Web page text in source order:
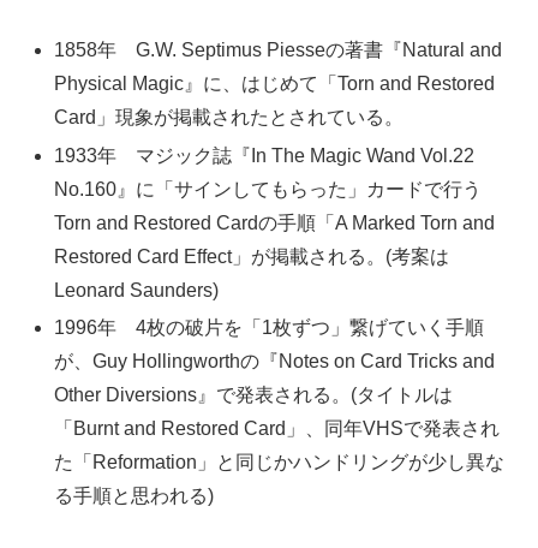
1858年 G.W. Septimus Piesseの著書『Natural and
Physical Magic』に、はじめて「Torn and Restored
Card」現象が掲載されたとされている。
1933年 マジック誌『In The Magic Wand Vol.22
No.160』に「サインしてもらった」カードで行う
Torn and Restored Cardの手順「A Marked Torn and
Restored Card Effect」が掲載される。(考案は
Leonard Saunders)
1996年 4枚の破片を「1枚ずつ」繋げていく手順
が、Guy Hollingworthの『Notes on Card Tricks and
Other Diversions』で発表される。(タイトルは
「Burnt and Restored Card」、同年VHSで発表され
た「Reformation」と同じかハンドリングが少し異な
る手順と思われる)